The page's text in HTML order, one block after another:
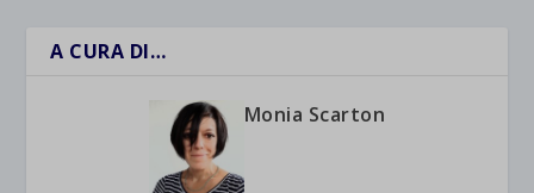
A CURA DI…
Monia Scarton